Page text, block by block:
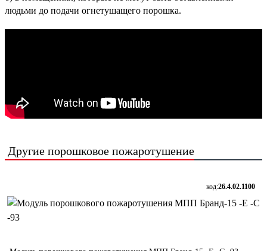
людьми до подачи огнетушащего порошка.
Другие порошковое пожаротушение
код:26.4.02.1100